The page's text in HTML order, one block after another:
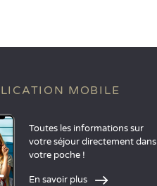
MOBILE
Toutes les informations sur
votre séjour directement dans
votre poche !
En savoir plus